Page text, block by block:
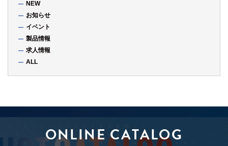
NEW
お知らせ
イベント
製品情報
求人情報
ALL
ONLINE CATALOG